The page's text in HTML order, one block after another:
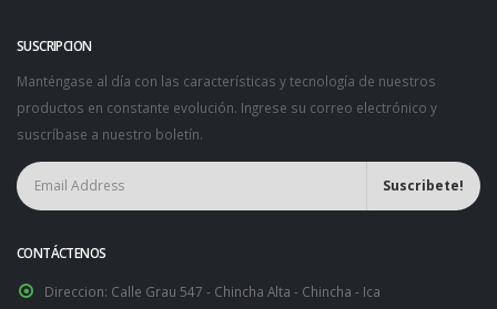
SUSCRIPCION
Manténgase al día con las características y tecnología de nuestros
productos en constante evolución. Ingrese su correo electrónico y
suscríbase a nuestro boletín.
CONTÁCTENOS
Direccion: Calle Grau 547 - Chincha Alta - Chincha - Ica